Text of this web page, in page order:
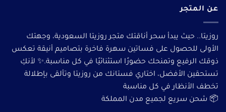
عن المتجر
روزيتا.. حيث يبدأ سحر أناقتك متجر روزيتا السعودية، وجهتك
الأولى للحصول على فساتين سهرة فاخرة بتصاميم أنيقة تعكس
ذوقك الرفيع وتمنحك حضورًا استثنائيًا في كل مناسبة.✨ لأنكِ
تستحقين الأفضل، اختاري فستانك من روزيتا وتألقى بإطلالة
تخطف الأنظار في كل مناسبة
📦 شحن سريع لجميع مدن المملكة